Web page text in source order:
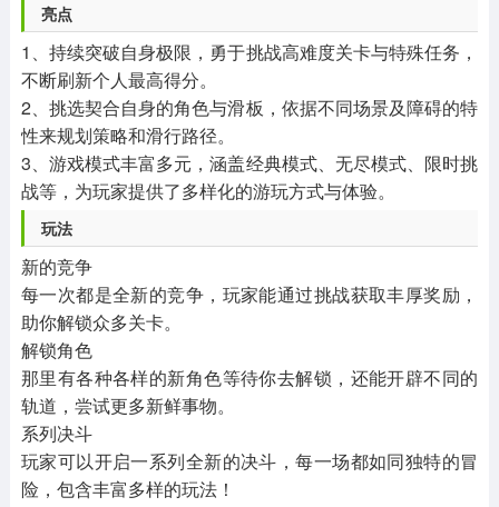
亮点
1、持续突破自身极限，勇于挑战高难度关卡与特殊任务，
不断刷新个人最高得分。
2、挑选契合自身的角色与滑板，依据不同场景及障碍的特
性来规划策略和滑行路径。
3、游戏模式丰富多元，涵盖经典模式、无尽模式、限时挑
战等，为玩家提供了多样化的游玩方式与体验。
玩法
新的竞争
每一次都是全新的竞争，玩家能通过挑战获取丰厚奖励，
助你解锁众多关卡。
解锁角色
那里有各种各样的新角色等待你去解锁，还能开辟不同的
轨道，尝试更多新鲜事物。
系列决斗
玩家可以开启一系列全新的决斗，每一场都如同独特的冒
险，包含丰富多样的玩法！